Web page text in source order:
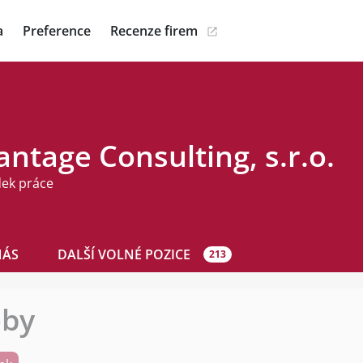
Preference Recenze firem
Consulting, s.r.o.
práce
DALŠÍ VOLNÉ POZICE 213